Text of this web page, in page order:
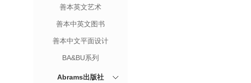
善本英文艺术
善本中英文图书
善本中文平面设计
BA&BU系列
Abrams出版社